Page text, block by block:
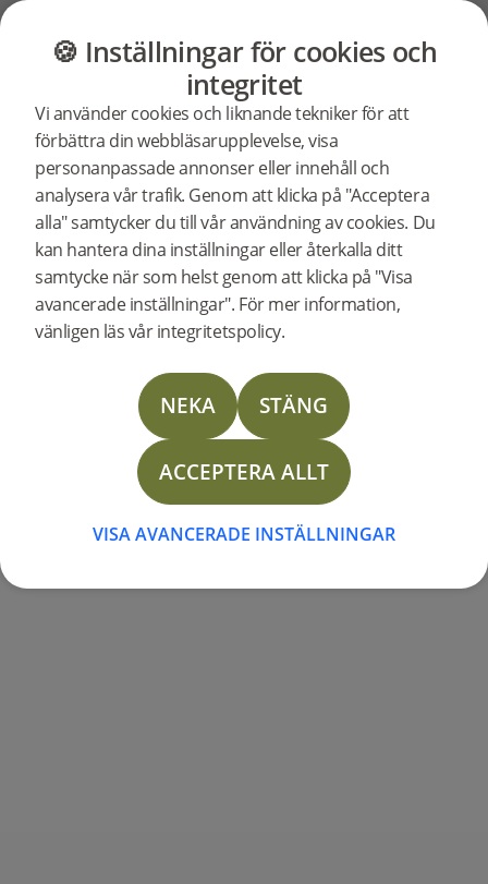
MÖBLER BUTIK OUTLET
🍪 Inställningar för cookies och
integritet
Vi använder cookies och liknande tekniker för att
förbättra din webbläsarupplevelse, visa
personanpassade annonser eller innehåll och
analysera vår trafik. Genom att klicka på "Acceptera
alla" samtycker du till vår användning av cookies. Du
kan hantera dina inställningar eller återkalla ditt
samtycke när som helst genom att klicka på "Visa
avancerade inställningar". För mer information,
vänligen läs vår integritetspolicy.
NEKA STÄNG
ACCEPTERA ALLT
VISA AVANCERADE INSTÄLLNINGAR
BJELIN STORIES
Klassisk
byggnad
klädd
i ett
klassiskt
golv